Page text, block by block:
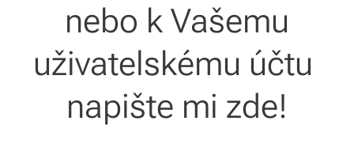
nebo k Vašemu
uživatelskému účtu
napište mi zde!